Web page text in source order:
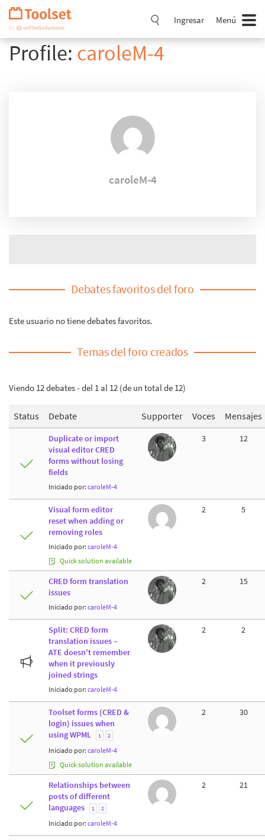
Saltar
navegación
Ingresar Menú
Profile: caroleM-4
caroleM-4
Debates favoritos del foro
Este usuario no tiene debates favoritos.
Temas del foro creados
Viendo 12 debates - del 1 al 12 (de un total de 12)
Status Debate Supporter Voces Mensajes
Duplicate or import
visual editor CRED
forms without losing
fields
Iniciado por: caroleM-4
3 12
Visual form editor
reset when adding or
removing roles
Iniciado por: caroleM-4
Quick solution available
2 5
CRED form translation
issues
Iniciado por: caroleM-4
2 15
Split: CRED form
translation issues –
ATE doesn't remember
when it previously
joined strings
Iniciado por: caroleM-4
2 2
Toolset forms (CRED &
login) issues when
using WPML
1 2
Iniciado por: caroleM-4
Quick solution available
2 30
Relationships between
posts of different
languages
1 2
Iniciado por: caroleM-4
2 21